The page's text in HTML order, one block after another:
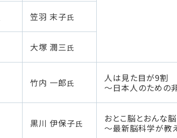
笠羽 末子氏
大塚 潤三氏
竹内 一郎氏
人は見た目が9割
～日本人のための
黒川 伊保子氏
おとこ脳とおんな脳
～最新脳科学が教